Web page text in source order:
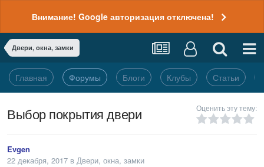
Внимание! Google авторизация отключена!
Двери, окна, замки
Главная Форумы Блоги Клубы Статьи
Выбор покрытия двери Оценить эту тему:
Evgen
22 декабря, 2017 в Двери, окна, замки